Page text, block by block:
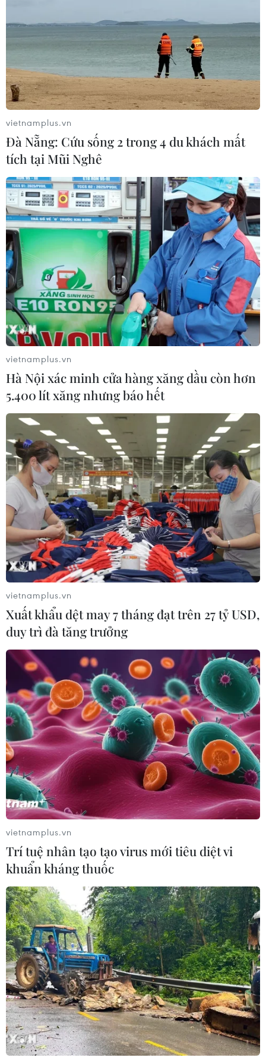
vietnamplus.vn
Đà Nẵng: Cứu sống 2 trong 4 du khách mất
tích tại Mũi Nghê
vietnamplus.vn
Hà Nội xác minh cửa hàng xăng dầu còn hơn
5.400 lít xăng nhưng báo hết
vietnamplus.vn
Xuất khẩu dệt may 7 tháng đạt trên 27 tỷ USD,
duy trì đà tăng trưởng
vietnamplus.vn
Trí tuệ nhân tạo tạo virus mới tiêu diệt vi
khuẩn kháng thuốc